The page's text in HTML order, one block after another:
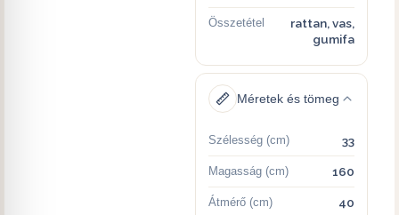
Összetétel
rattan, vas,
gumifa
Méretek és tömeg
Szélesség (cm) 33
Magasság (cm) 160
Átmérő (cm) 40